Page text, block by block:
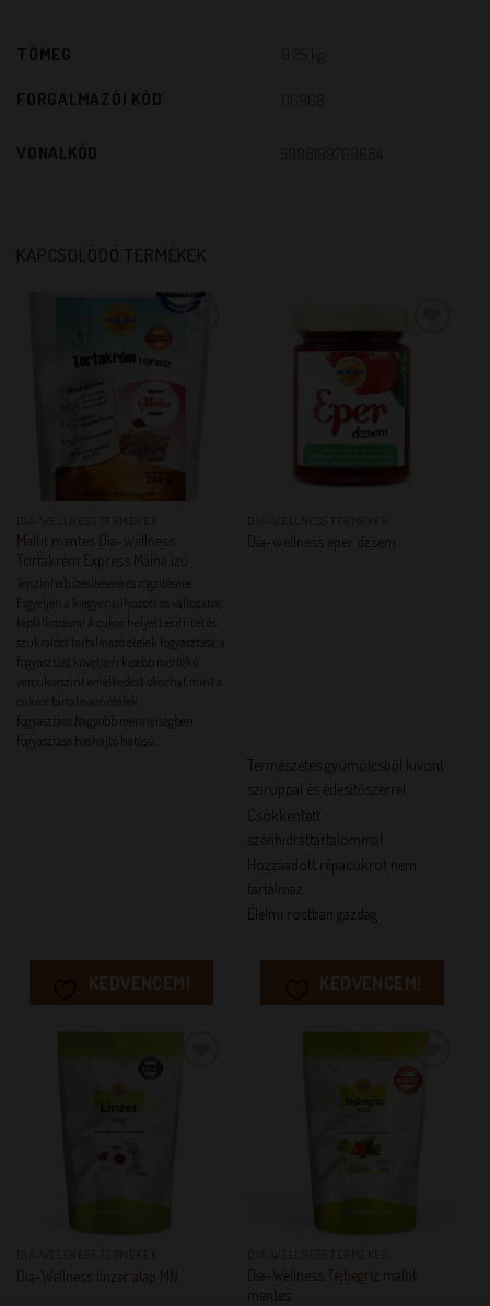
TÖMEG
FORGALMAZÓI KÓD
VONALKÓD
KAPCSOLÓDÓ TERMÉKEK
KEDVENCEM!
Maltit mentes Dia-wellness
Tortakrém Express Málna ízű
Tejszínhab ízesítésére és rögzítésére.
Figyeljen a kiegyensúlyozott és változatos
táplálkozásra! A cukor helyett eritritet és
szukralózt tartalmazó ételek fogyasztása, a
fogyasztást követően kisebb mértékű
vércukorszint emelkedést okozhat mint a
cukrot tartalmazó ételek
fogyasztása.Nagyobb mennyiségben
fogyasztása hashajtó hatású.
KEDVENCEM!
KEDVENCEM!
Dia-wellness eper dzsem
Természetes gyümölcsből kivont
sziruppal és édesítőszerrel
Csökkentett
szénhidráttartalommal
Hozzáadott répacukrot nem
tartalmaz
Élelmi rostban gazdag
KEDVENCEM!
Dia-Wellness linzer alap MN
Dia-Wellness Tejbegríz maltit
mentes